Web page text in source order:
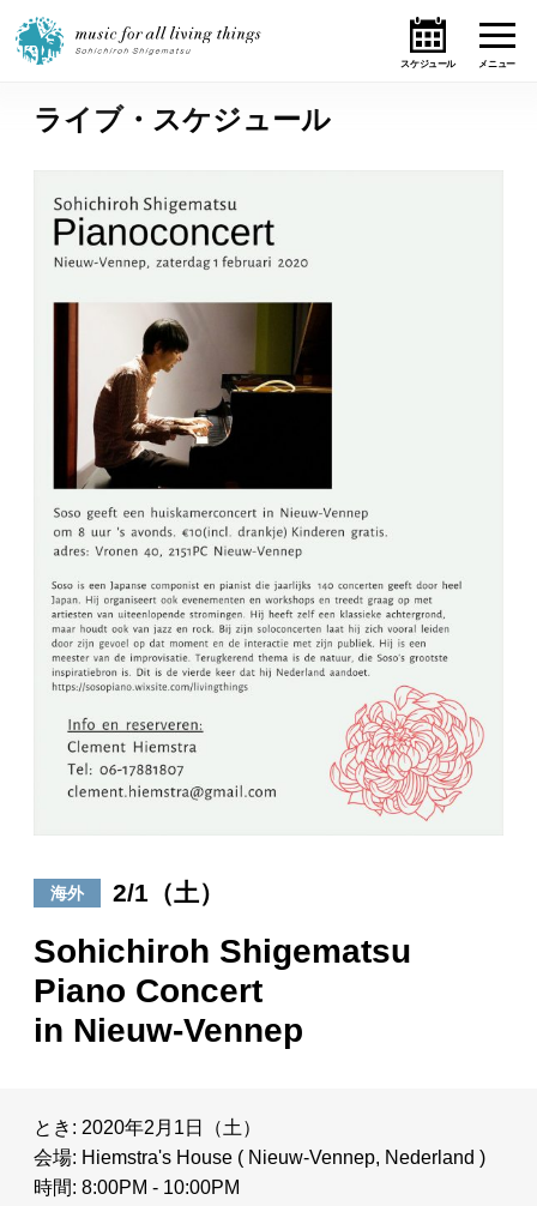
ホーム
ニュース
テーマ
ライブ・スケジュール
作品
オンライン・ショップ
ギャラリー
日々のレポート
Specials
プロフィール
演奏依頼
ライブ・スケジュール
海外 2/1（土）
Sohichiroh Shigematsu
Piano Concert
in Nieuw-Vennep
とき: 2020年2月1日（土）
会場: Hiemstra's House ( Nieuw-Vennep, Nederland )
時間: 8:00PM - 10:00PM